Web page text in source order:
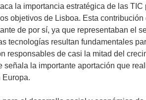
la importancia estratégica de las
objetivos de Lisboa. Esta
de por sí, ya que representaban el
tecnologías resultan fundamentales
responsables de casi la mitad del
señala la importante aportación que
Europa.